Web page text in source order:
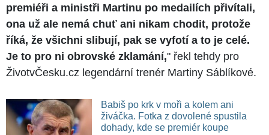
premiéři a ministři Martinu po medailích přivítali,
ona už ale nemá chuť ani nikam chodit, protože
říká, že všichni slibují, pak se vyfotí a to je celé.
Je to pro ni obrovské zklamání," řekl tehdy pro
ŽivotvČesku.cz legendární trenér Martiny Sáblíkové.
Babiš po krk v moři a kolem ani
živáčka. Fotka z dovolené spustila
dohady, kde se premiér koupe